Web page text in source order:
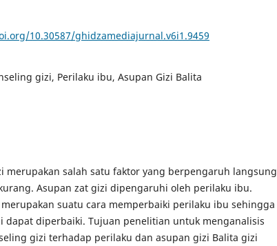
10.30587/ghidzamediajurnal.v6i1.9459
gizi, Perilaku ibu, Asupan Gizi Balita
merupakan salah satu faktor yang berpengaruh langsung
Asupan zat gizi dipengaruhi oleh perilaku ibu.
suatu cara memperbaiki perilaku ibu sehingga
dapat diperbaiki. Tujuan penelitian untuk menganalisis
gizi terhadap perilaku dan asupan gizi Balita gizi